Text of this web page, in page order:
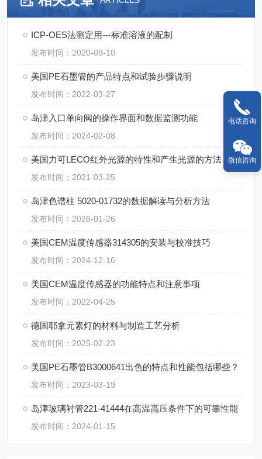
ICP-OES法测定用---标准溶液的配制
发布时间：2020-09-10
美国PE石墨管的产品特点和试验步骤说明
发布时间：2022-03-27
岛津入口单向阀的操作界面和数据监测功能
发布时间：2024-02-08
美国力可LECO红外光源的特性和产生光源的方法
发布时间：2021-03-25
岛津色谱柱 5020-01732的数据解读与分析方法
发布时间：2026-01-26
美国CEM温度传感器314305的安装与校准技巧
发布时间：2024-12-16
美国CEM温度传感器的功能特点和注意事项
发布时间：2022-04-25
德国耶拿元素灯的材料与制造工艺分析
发布时间：2025-02-23
美国PE石墨管B3000641出色的特点和性能包括哪些？
发布时间：2023-03-19
岛津玻璃衬管221-41444在高温高压条件下的可靠性能
发布时间：2024-01-15
电话咨询
微信咨询